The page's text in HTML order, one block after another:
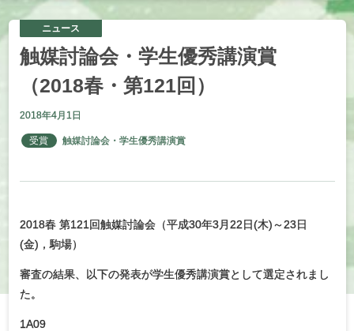
ニュース
触媒討論会・ 学生優秀講演賞
（2018春・ 第121回）
2018年4月1日
受賞 触媒討論会・学生優秀講演賞
2018春 第121回触媒討論会（平成30年3月22日(木)～23日
(金)，駒場）
審査の結果、以下の発表が学生優秀講演賞として選定されまし
た。
1A09